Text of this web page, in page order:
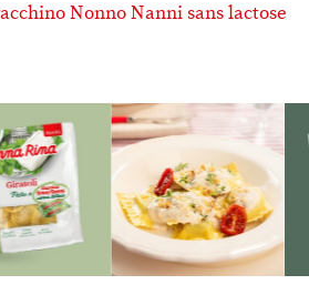
Nonno Nanni sans lactose